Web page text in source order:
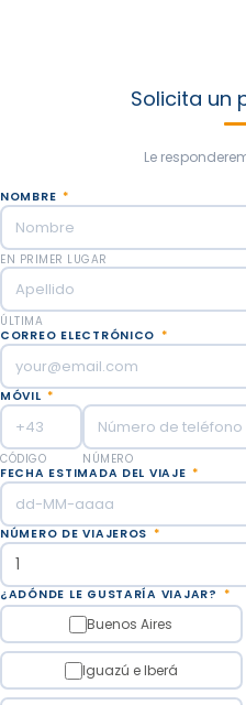
Solicita un
Le
NOMBRE *
EN PRIMER LUGAR
ÚLTIMA
CORREO ELECTRÓNICO *
MÓVIL *
CÓDIGO
NÚMERO
FECHA ESTIMADA DEL VIAJE *
NÚMERO DE VIAJEROS *
¿ADÓNDE LE GUSTARÍA VIAJAR? *
Buenos Aires
Iguazú e Iberá